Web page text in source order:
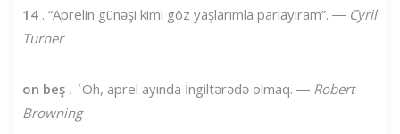
14 . “Aprelin günəşi kimi göz yaşlarımla parlayıram”. ― Cyril
Turner
on beş . ' Oh, aprel ayında İngiltərədə olmaq. ― Robert
Browning